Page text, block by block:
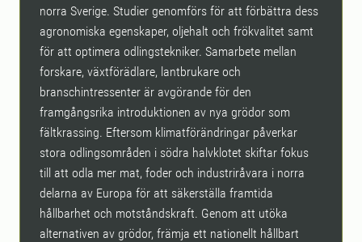
norra Sverige. Studier genomförs för att förbättra dess
agronomiska egenskaper, oljehalt och frökvalitet samt
för att optimera odlingstekniker. Samarbete mellan
forskare, växtförädlare, lantbrukare och
branschintressenter är avgörande för den
framgångsrika introduktionen av nya grödor som
fältkrassing. Eftersom klimatförändringar påverkar
stora odlingsområden i södra halvklotet skiftar fokus
till att odla mer mat, foder och industriråvara i norra
delarna av Europa för att säkerställa framtida
hållbarhet och motståndskraft. Genom att utöka
alternativen av grödor, främja ett nationellt hållbart